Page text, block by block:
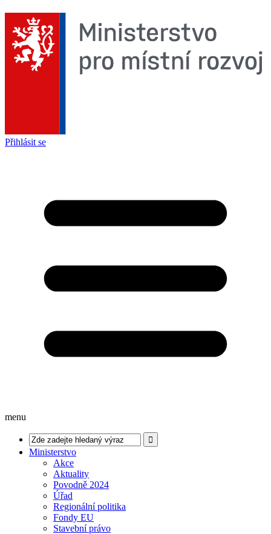
Přihlásit se
menu
Ministerstvo
Akce
Aktuality
Povodně 2024
Úřad
Regionální politika
Fondy EU
Stavební právo